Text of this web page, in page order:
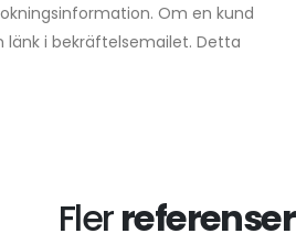
Om en kund
i bekräftelsemailet. Detta
Flerreferenser